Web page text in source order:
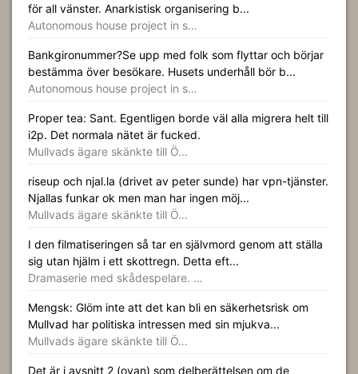
för all vänster. Anarkistisk organisering b...
Autonomous house project in s…
Bankgironummer?Se upp med folk som flyttar och börjar
bestämma över besökare. Husets underhåll bör b...
Autonomous house project in s…
Proper tea: Sant. Egentligen borde väl alla migrera helt till
i2p. Det normala nätet är fucked.
Mullvads ägare skänkte till Ö…
riseup och njal.la (drivet av peter sunde) har vpn-tjänster.
Njallas funkar ok men man har ingen möj...
Mullvads ägare skänkte till Ö…
I den filmatiseringen så tar en självmord genom att ställa
sig utan hjälm i ett skottregn. Detta eft...
Dramaserie med skådespelare. …
Mengsk: Glöm inte att det kan bli en säkerhetsrisk om
Mullvad har politiska intressen med sin mjukva...
Mullvads ägare skänkte till Ö…
Det är i avsnitt 2 (ovan) som delberättelsen om de